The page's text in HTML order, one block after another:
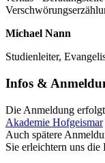
Michael Nann
Studienleiter,
Infos &
Die Anmeldung
Akademie Hofgeismar
Auch spätere
Sie erleichtern uns